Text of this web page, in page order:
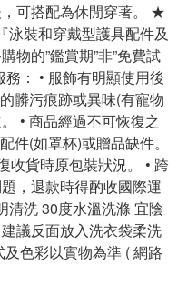
可搭配為休閒穿著。 ★
泳裝和穿戴型護具配件及
物的”鑑賞期”非”免費試
： • 服飾有明顯使用後
髒污痕跡或異味(有寵物
• 商品經過不可恢復之
件(如罩杯)或贈品缺件。
收貨時原包裝狀況。 • 跨
，退款時得酌收國際運
清洗 30度水溫洗滌 宜陰
議反面放入洗衣袋柔洗
色彩以實物為準 ( 網路